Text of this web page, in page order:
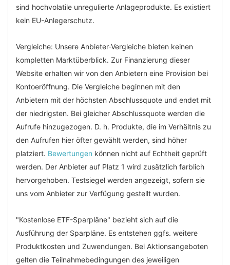
sind hochvolatile unregulierte Anlageprodukte. Es existiert
kein EU-Anlegerschutz.
Vergleiche: Unsere Anbieter-Vergleiche bieten keinen
kompletten Marktüberblick. Zur Finanzierung dieser
Website erhalten wir von den Anbietern eine Provision bei
Kontoeröffnung. Die Vergleiche beginnen mit den
Anbietern mit der höchsten Abschlussquote und endet mit
der niedrigsten. Bei gleicher Abschlussquote werden die
Aufrufe hinzugezogen. D. h. Produkte, die im Verhältnis zu
den Aufrufen hier öfter gewählt werden, sind höher
platziert. Bewertungen können nicht auf Echtheit geprüft
werden. Der Anbieter auf Platz 1 wird zusätzlich farblich
hervorgehoben. Testsiegel werden angezeigt, sofern sie
uns vom Anbieter zur Verfügung gestellt wurden.
"Kostenlose ETF-Sparpläne" bezieht sich auf die
Ausführung der Sparpläne. Es entstehen ggfs. weitere
Produktkosten und Zuwendungen. Bei Aktionsangeboten
gelten die Teilnahmebedingungen des jeweiligen